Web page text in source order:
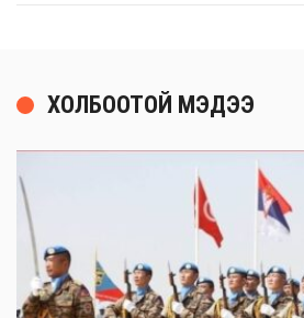
ХОЛБООТОЙ МЭДЭЭ